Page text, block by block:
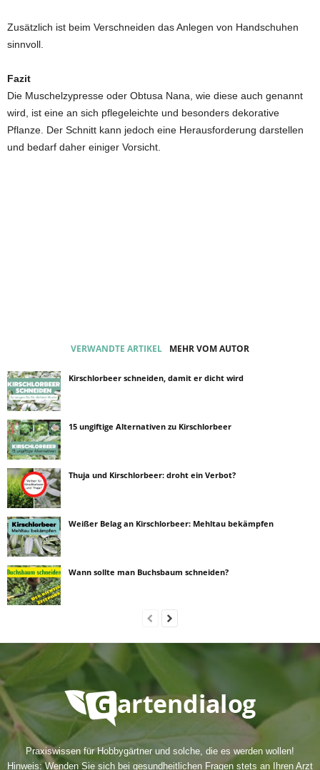
Zusätzlich ist beim Verschneiden das Anlegen von Handschuhen
sinnvoll.
Fazit
Die Muschelzypresse oder Obtusa Nana, wie diese auch genannt
wird, ist eine an sich pflegeleichte und besonders dekorative
Pflanze. Der Schnitt kann jedoch eine Herausforderung darstellen
und bedarf daher einiger Vorsicht.
VERWANDTE ARTIKEL MEHR VOM AUTOR
Kirschlorbeer schneiden, damit er dicht wird
15 ungiftige Alternativen zu Kirschlorbeer
Thuja und Kirschlorbeer: droht ein Verbot?
Weißer Belag an Kirschlorbeer: Mehltau bekämpfen
Wann sollte man Buchsbaum schneiden?
Praxiswissen für Hobbygärtner und solche, die es werden wollen!
Hinweis: Wenden Sie sich bei gesundheitlichen Fragen stets an Ihren Arzt